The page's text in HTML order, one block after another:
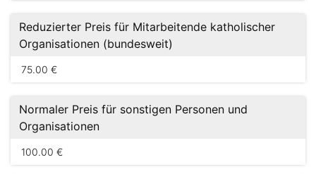
Reduzierter Preis für Mitarbeitende katholischer
Organisationen (bundesweit)
75.00 €
Normaler Preis für sonstigen Personen und
Organisationen
100.00 €